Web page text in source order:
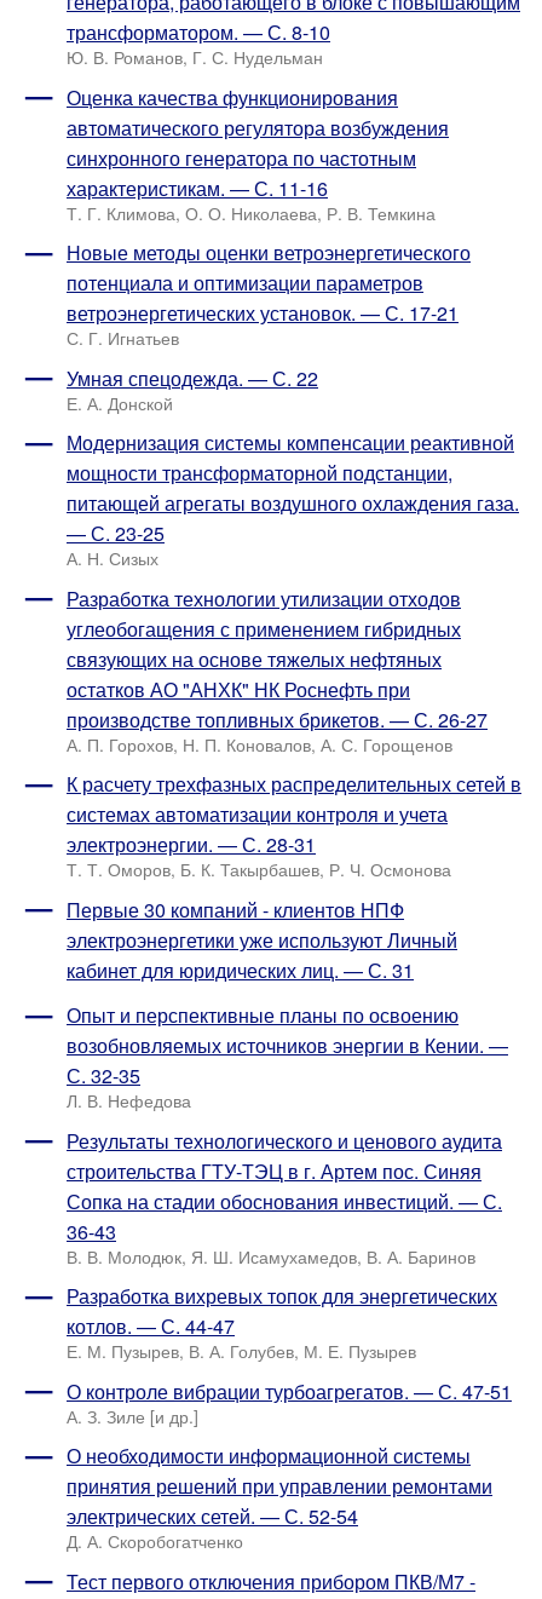
трансформатором. — С. 8-10
Ю. В. Романов, Г. С. Нудельман
Оценка качества функционирования
автоматического регулятора возбуждения
синхронного генератора по частотным
характеристикам. — С. 11-16
Т. Г. Климова, О. О. Николаева, Р. В. Темкина
Новые методы оценки ветроэнергетического
потенциала и оптимизации параметров
ветроэнергетических установок. — С. 17-21
С. Г. Игнатьев
Умная спецодежда. — С. 22
Е. А. Донской
Модернизация системы компенсации реактивной
мощности трансформаторной подстанции,
питающей агрегаты воздушного охлаждения газа.
— С. 23-25
А. Н. Сизых
Разработка технологии утилизации отходов
углеобогащения с применением гибридных
связующих на основе тяжелых нефтяных
остатков АО "АНХК" НК Роснефть при
производстве топливных брикетов. — С. 26-27
А. П. Горохов, Н. П. Коновалов, А. С. Горощенов
К расчету трехфазных распределительных сетей в
системах автоматизации контроля и учета
электроэнергии. — С. 28-31
Т. Т. Оморов, Б. К. Такырбашев, Р. Ч. Осмонова
Первые 30 компаний - клиентов НПФ
электроэнергетики уже используют Личный
кабинет для юридических лиц. — С. 31
Опыт и перспективные планы по освоению
возобновляемых источников энергии в Кении. —
С. 32-35
Л. В. Нефедова
Результаты технологического и ценового аудита
строительства ГТУ-ТЭЦ в г. Артем пос. Синяя
Сопка на стадии обоснования инвестиций. — С.
36-43
В. В. Молодюк, Я. Ш. Исамухамедов, В. А. Баринов
Разработка вихревых топок для энергетических
котлов. — С. 44-47
Е. М. Пузырев, В. А. Голубев, М. Е. Пузырев
О контроле вибрации турбоагрегатов. — С. 47-51
А. З. Зиле [и др.]
О необходимости информационной системы
принятия решений при управлении ремонтами
электрических сетей. — С. 52-54
Д. А. Скоробогатченко
Тест первого отключения прибором ПКВ/М7 -